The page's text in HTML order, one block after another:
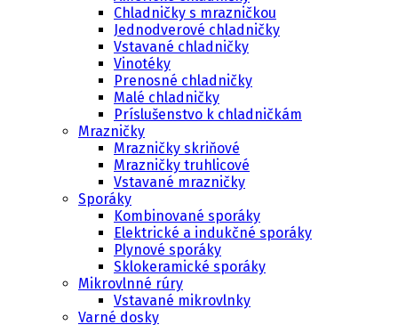
Chladničky s mrazničkou
Jednodverové chladničky
Vstavané chladničky
Vinotéky
Prenosné chladničky
Malé chladničky
Príslušenstvo k chladničkám
Mrazničky
Mrazničky skriňové
Mrazničky truhlicové
Vstavané mrazničky
Sporáky
Kombinované sporáky
Elektrické a indukčné sporáky
Plynové sporáky
Sklokeramické sporáky
Mikrovlnné rúry
Vstavané mikrovlnky
Varné dosky